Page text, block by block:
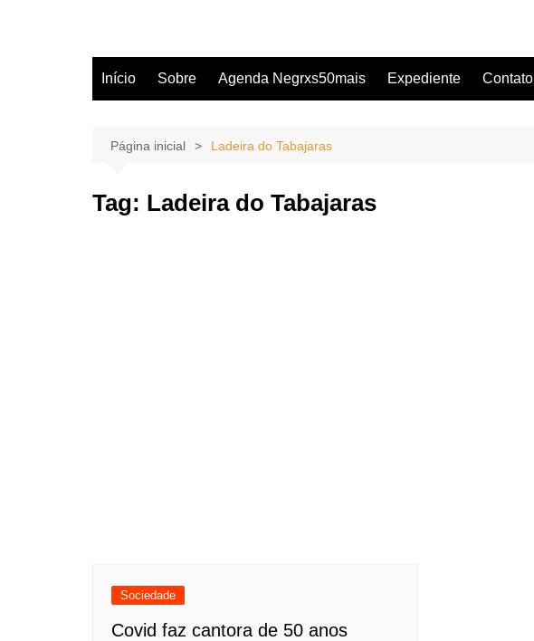
Início Sobre Agenda Negrxs50mais Expediente Contato
Página inicial Ladeira do Tabajaras
Tag: Ladeira do Tabajaras
Sociedade
Covid faz cantora de 50 anos